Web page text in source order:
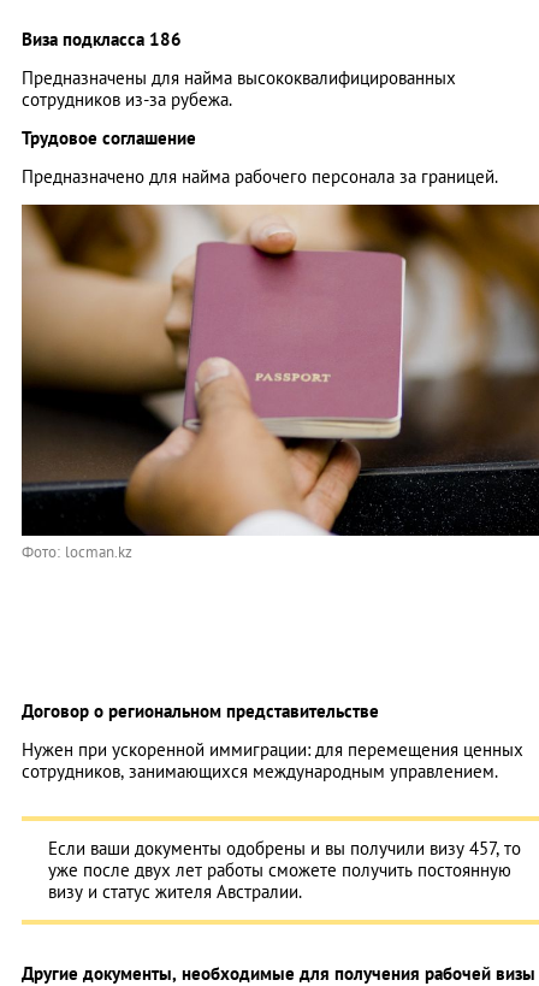
Виза подкласса 186
Предназначены для найма высококвалифицированных
сотрудников из-за рубежа.
Трудовое соглашение
Предназначено для найма рабочего персонала за границей.
Фото: locman.kz
Договор о региональном представительстве
Нужен при ускоренной иммиграции: для перемещения ценных
сотрудников, занимающихся международным управлением.
Если ваши документы одобрены и вы получили визу 457, то
уже после двух лет работы сможете получить постоянную
визу и статус жителя Австралии.
Другие документы, необходимые для получения рабочей визы